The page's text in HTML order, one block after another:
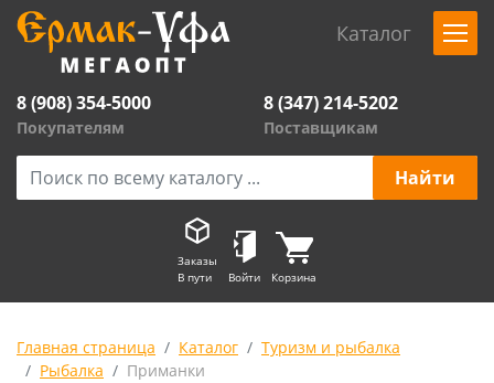
Каталог
8 (908) 354-5000
Покупателям
8 (347) 214-5202
Поставщикам
Заказы
В пути
Войти Корзина
Главная страница Каталог
Туризм и рыбалка
Рыбалка
Приманки